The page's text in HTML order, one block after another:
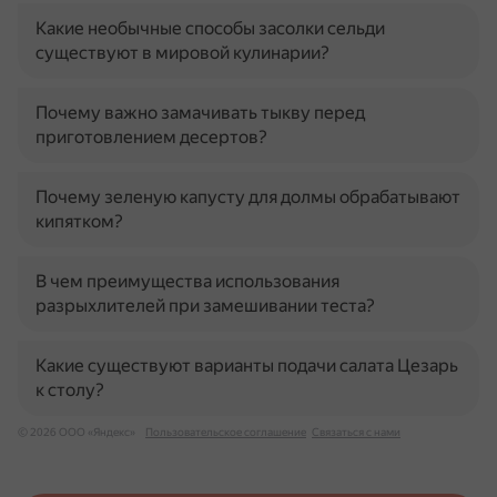
Какие необычные способы засолки сельди
существуют в мировой кулинарии?
Почему важно замачивать тыкву перед
приготовлением десертов?
Почему зеленую капусту для долмы обрабатывают
кипятком?
В чем преимущества использования
разрыхлителей при замешивании теста?
Какие существуют варианты подачи салата Цезарь
к столу?
© 2026 ООО «Яндекс» Пользовательское соглашение Связаться с нами